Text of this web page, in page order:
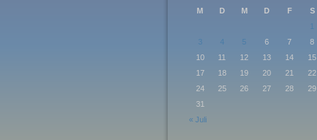
M D M D F S
1
3
4 5 6 7 8
10
11 12 13 14 15
17
18 19 20 21 22
24
25 26 27 28 29
31
« Juli